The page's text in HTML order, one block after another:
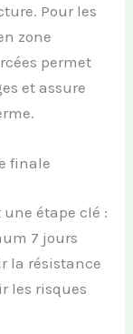
Pour les
zone
permet
et assure
finale
une étape clé :
7 jours
la résistance
les risques